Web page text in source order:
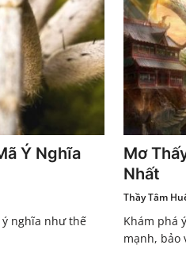
Ý Nghĩa
ý nghĩa như thế
Mơ
Nhất
Thầy Tâm
Khám phá
mạnh, bảo